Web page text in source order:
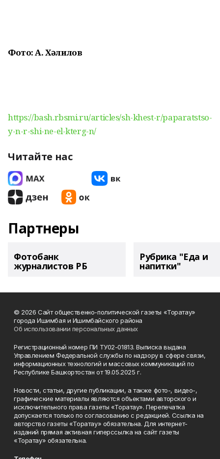
Фото: А. Хәлилов
https://bash.rbsmi.ru/articles/sh-khest-r/paparatstso-
y-n-r-shi-ne-el-kterg-n/
Читайте нас
Партнеры
Фотобанк
журналистов РБ
Рубрика "Еда и
напитки"
© 2026 Сайт общественно-политической газеты «Торатау»
города Ишимбая и Ишимбайского района
Об использовании персональных данных
Регистрационный номер ПИ ТУ02-01813. Выписка выдана
Управлением Федеральной службы по надзору в сфере связи,
информационных технологий и массовых коммуникаций по
Республике Башкортостан от 19.05.2025 г.
Новости, статьи, другие публикации, а также фото-, видео-,
графические материалы являются объектами авторского и
исключительного права газеты «Торатау». Перепечатка
допускается только по согласованию с редакцией. Ссылка на
авторство газеты «Торатау» обязательна. Для интернет-
изданий прямая активная гиперссылка на сайт газеты
«Торатау» обязательна.